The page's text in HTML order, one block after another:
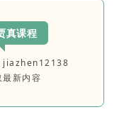
真课程
jiazhen12138
新内容